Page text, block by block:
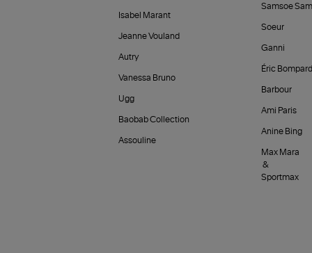
Isabel Marant
Jeanne Vouland
Autry
Vanessa Bruno
Ugg
Baobab Collection
Assouline
Samsoe
Soeur
Ganni
Éric Bompard
Barbour
Ami Paris
Anine Bing
Max Mara
&
Sportmax